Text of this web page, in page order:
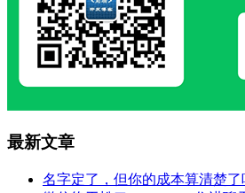
最新文章
名字定了，但你的成本算清楚了